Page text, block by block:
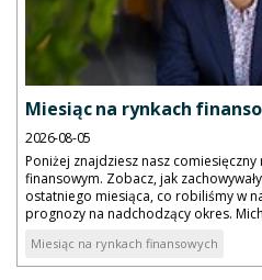
Miesiąc na rynkach
2026-08-05
Poniżej znajdziesz nasz
finansowym. Zobacz, jak
ostatniego miesiąca, co robiliśmy w
prognozy na nadchodzący okres.
Miesiąc na rynkach finansowych